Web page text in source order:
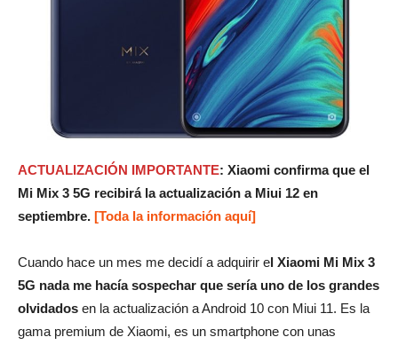
ACTUALIZACIÓN IMPORTANTE: Xiaomi confirma que el
Mi Mix 3 5G recibirá la actualización a Miui 12 en
septiembre. [Toda la información aquí]
Cuando hace un mes me decidí a adquirir el Xiaomi Mi Mix 3
5G nada me hacía sospechar que sería uno de los grandes
olvidados en la actualización a Android 10 con Miui 11. Es la
gama premium de Xiaomi, es un smartphone con unas